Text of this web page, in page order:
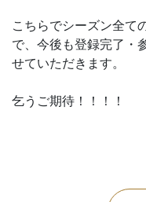
こちらでシーズン全て
で、今後も登録完了・
せていただきます。
乞うご期待！！！！